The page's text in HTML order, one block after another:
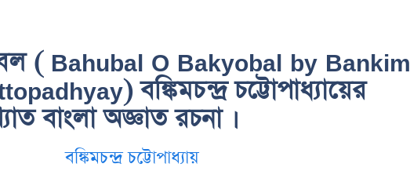
( Bahubal O Bakyobal by Bankim
বঙ্কিমচন্দ্র চট্টোপাধ্যায়ের
বাংলা অজ্ঞাত রচনা ।
বঙ্কিমচন্দ্র চট্টোপাধ্যায়